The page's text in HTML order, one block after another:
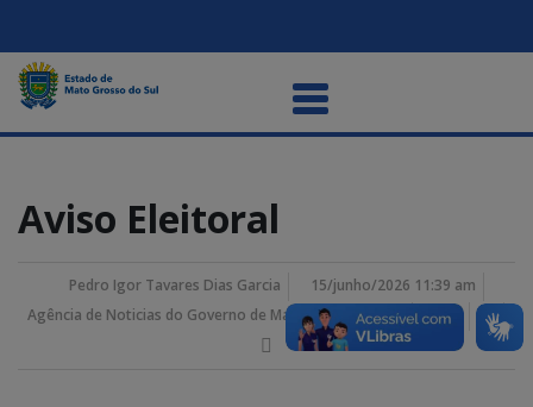
Aviso Eleitoral
Pedro Igor Tavares Dias Garcia
15/junho/2026 11:39 am
Agência de Noticias do Governo de Mato Grosso do Sul